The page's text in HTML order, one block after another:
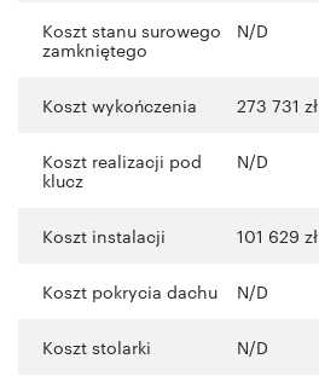
Koszt stanu surowego
zamkniętego
N/D
Koszt wykończenia 273 731 zł
Koszt realizacji pod
klucz
N/D
Koszt instalacji 101 629 zł
Koszt pokrycia dachu N/D
Koszt stolarki N/D